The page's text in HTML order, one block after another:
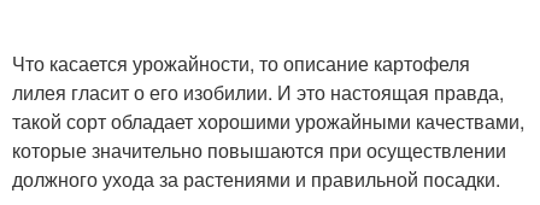
Что касается урожайности, то описание картофеля
лилея гласит о его изобилии. И это настоящая правда,
такой сорт обладает хорошими урожайными качествами,
которые значительно повышаются при осуществлении
должного ухода за растениями и правильной посадки.